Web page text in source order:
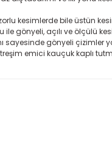
kesimlerde bile üstün
ile gönyeli, açılı ve ölçülü
sayesinde gönyeli çizimler
emici kauçuk kaplı